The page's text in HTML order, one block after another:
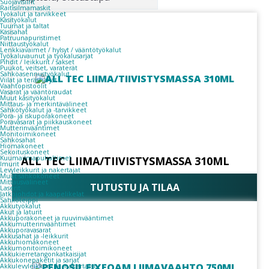
Suojavisiirit
Raitisilmamaskit
Työkalut ja tarvikkeet
Käsityökalut
Tuurnat ja taltat
Käsisahat
Patruunapuristimet
Niittaustyökalut
Lenkkiavaimet / hylsyt / vääntötyökalut
Työkaluvaunut ja työkalusarjat
Pihdit / leikkurit / sakset
Puukot, veitset, varaterät
Sähköasennustyökalut
Viilat ja teräsharjat
Vaahtopistoolit
Vasarat ja vääntöraudat
Muut käsityökalut
Mittaus- ja merkintävälineet
Sähkötyökalut ja -tarvikkeet
Pora- ja iskuporakoneet
Poravasarat ja piikkauskoneet
Mutterinvääntimet
Monitoimikoneet
Sähkösahat
Hiomakoneet
Sekoituskoneet
Kuumailmapuhaltimet
Imurit
Levyleikkurit ja nakertajat
Muut sähkökoneet
Mittausvälineet
Laserit
Jatkojohdot ja kaapelikelat
Sähköteippi
Akkutyökalut
Akut ja laturit
Akkuporakoneet ja ruuvinvääntimet
Akkumutterinvääntimet
Akkuporavasarat
Akkusahat ja -leikkurit
Akkuhiomakoneet
Akkumonitoimikoneet
Akkukierretangonkatkaisijat
Akkukonepaketit ja sarjat
Akkulevyleikkurit ja -nakertajat
ALL TEC LIIMA/TIIVISTYSMASSA 310ML
TUTUSTU JA TILAA